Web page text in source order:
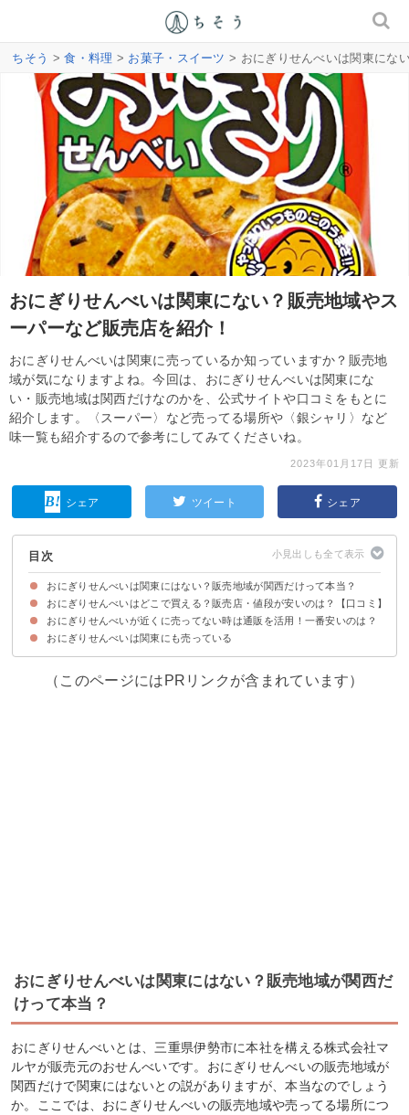
ちそう >食・料理 > お菓子・スイーツ > おにぎりせんべいは関東にな
おにぎりせんべいは関東にない？販売地域やス
ーパーなど販売店を紹介！
おにぎりせんべいは関東に売っているか知っていますか？販売地
域が気になりますよね。今回は、おにぎりせんべいは関東にな
い・販売地域は関西だけなのかを、公式サイトや口コミをもとに
紹介します。〈スーパー〉など売ってる場所や〈銀シャリ〉など
味一覧も紹介するので参考にしてみてくださいね。
2023年01月17日 更新
シェア ツイート シェア
目次
おにぎりせんべいは関東にはない？販売地域が関西だけって本当？
マスヤのおにぎりせんべいは関東では知名度が低いが売ってはいる
おにぎりせんべいの売ってる場所・販売店の一覧
おにぎりせんべいはどこで買える？販売店・値段が安いのは？【口コミ】
①業務スーパー（88円）
②ローソン100（不明）
③キャンドゥ（108円）
④ダイソー（108円）
⑤イオン（158円）
おにぎりせんべいが近くに売ってない時は通販を活用！一番安いのは？
①楽天市場｜おにぎりせんべいファミリーパック（2枚入り×16袋）（297
②Yahoo！ショッピング｜おにぎりせんべいファミリーパック 2枚×16袋
③Amazon｜おにぎりせんべいファミリーパック 2枚×16袋（346円）
おにぎりせんべいは関東にも売っている
（このページにはPRリンクが含まれています）
おにぎりせんべいは関東にはない？販売地域が関西だ
けって本当？
おにぎりせんべいとは、三重県伊勢市に本社を構える株式会社マ
ルヤが販売元のおせんべいです。おにぎりせんべいの販売地域が
関西だけで関東にはないとの説がありますが、本当なのでしょう
か。ここでは、おにぎりせんべいの販売地域や売ってる場所につ